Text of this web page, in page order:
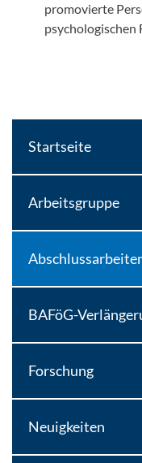
promovierte
psychologischen
Startseite
Arbeitsgruppe
BAFöG-
Forschung
Neuigkeiten